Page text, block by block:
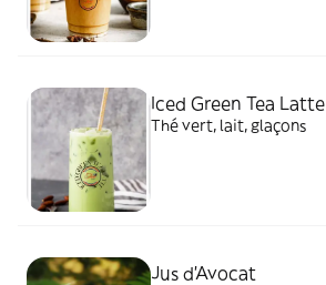
Iced Green Tea Latte
Thé vert, lait, glaçons
Jus d'Avocat